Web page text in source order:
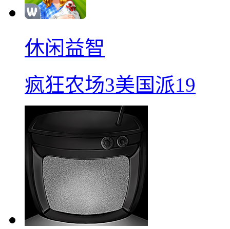
休闲益智
疯狂农场3美国派19